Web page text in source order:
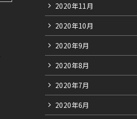
2020年11月
2020年10月
2020年9月
2020年8月
2020年7月
2020年6月